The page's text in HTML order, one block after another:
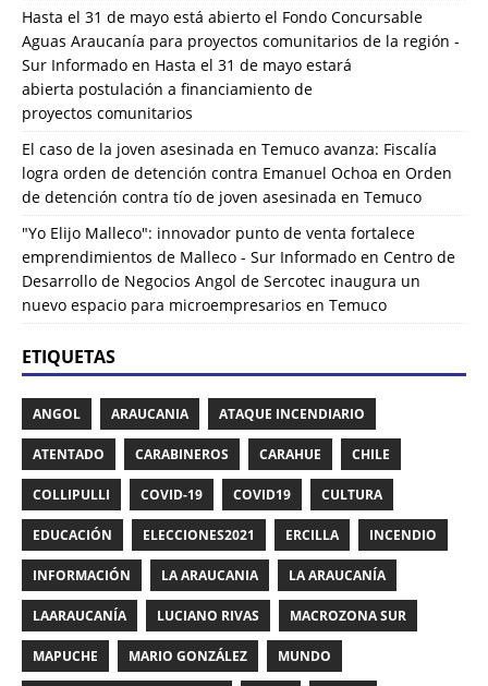
Hasta el 31 de mayo está abierto el Fondo Concursable
Aguas Araucanía para proyectos comunitarios de la región -
Sur Informado en Hasta el 31 de mayo estará
abierta postulación a financiamiento de
proyectos comunitarios
El caso de la joven asesinada en Temuco avanza: Fiscalía
logra orden de detención contra Emanuel Ochoa en Orden
de detención contra tío de joven asesinada en Temuco
"Yo Elijo Malleco": innovador punto de venta fortalece
emprendimientos de Malleco - Sur Informado en Centro de
Desarrollo de Negocios Angol de Sercotec inaugura un
nuevo espacio para microempresarios en Temuco
ETIQUETAS
ANGOL ARAUCANIA ATAQUE INCENDIARIO
ATENTADO CARABINEROS CARAHUE CHILE
COLLIPULLI COVID-19 COVID19 CULTURA
EDUCACIÓN ELECCIONES2021 ERCILLA INCENDIO
INFORMACIÓN LA ARAUCANIA LA ARAUCANÍA
LAARAUCANÍA LUCIANO RIVAS MACROZONA SUR
MAPUCHE MARIO GONZÁLEZ MUNDO